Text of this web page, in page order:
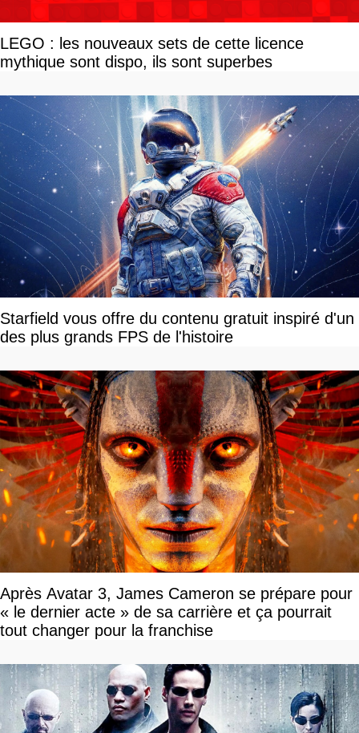
LEGO : les nouveaux sets de cette licence
mythique sont dispo, ils sont superbes
Starfield vous offre du contenu gratuit inspiré d'un
des plus grands FPS de l'histoire
Après Avatar 3, James Cameron se prépare pour
« le dernier acte » de sa carrière et ça pourrait
tout changer pour la franchise